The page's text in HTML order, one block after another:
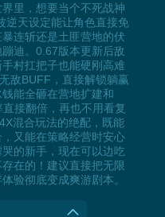
里，想要当个不死战神
逆天设定能让角色直接免
连斩还是土匪营地的伏
迪。0.67版本更新后敌
村扛把子也能硬刚高难
敌BUFF，直接解锁躺赢
能全砸在营地扩建和
接翻倍，再也不用看复
混合玩法的绝配，既能
又能在策略经营时安心
的新手，现在可以边吃
在的！建议直接把无限
验彻底变成爽游剧本。